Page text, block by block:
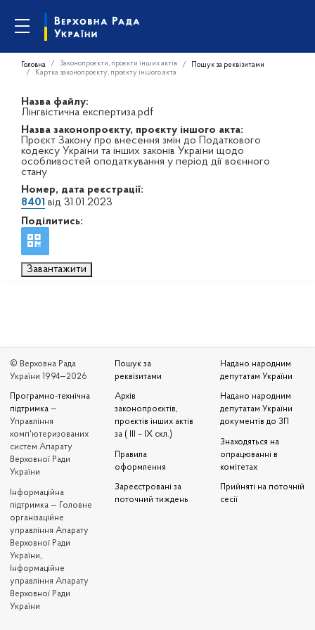
Головна Законопроєкти, проєкти інших актів
Пошук за реквізитами
Картка законопроєкту, проєкту іншого акта
Назва файлу:
Лінгвістична експертиза.pdf
Назва законопроєкту, проєкту іншого акта:
Проєкт Закону про внесення змін до Податкового
кодексу України та інших законів України щодо
особливостей оподаткування у період дії воєнного
стану
Номер, дата реєстрації:
8401 від 31.01.2023
Поділитись:
Завантажити
© Верховна Рада
України 1994—2026
Програмно-технічна
підтримка —
Управління
комп'ютеризованих
систем Апарату
Верховної Ради
України
Iнформаційна
підтримка — Головне
організаційне
управління Апарату
Верховної Ради
України,
Інформаційне
управління Апарату
Верховної Ради
України
Пошук за
реквізитами
Архів
законопроєктів,
проєктів інших актів
за ( III – IX скл.)
Правила
оформлення
Зареєстровані за
поточний тиждень
Надано народним
депутатам України
Надано народним
депутатам України
документів до ЗП
Знаходяться на
опрацюванні в
комітетах
Прийняті на поточній
сесії